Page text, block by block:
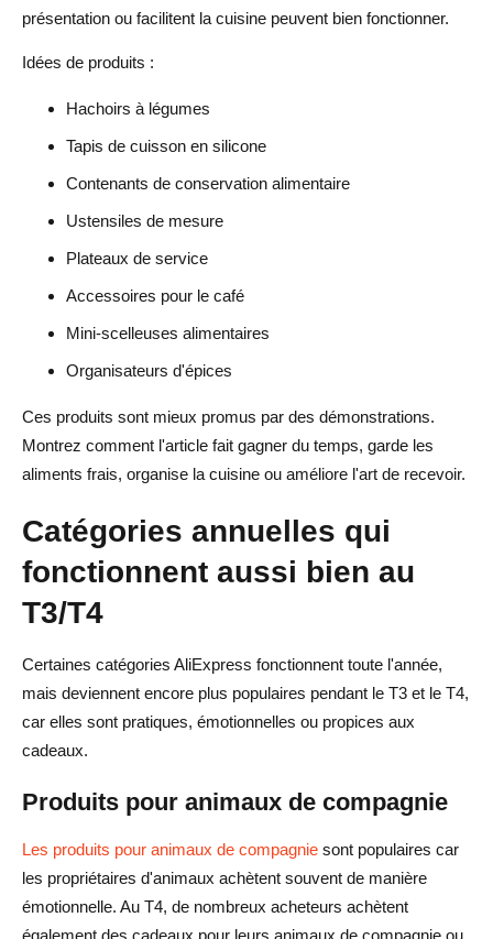
présentation ou facilitent la cuisine peuvent bien fonctionner.
Idées de produits :
Hachoirs à légumes
Tapis de cuisson en silicone
Contenants de conservation alimentaire
Ustensiles de mesure
Plateaux de service
Accessoires pour le café
Mini-scelleuses alimentaires
Organisateurs d'épices
Ces produits sont mieux promus par des démonstrations.
Montrez comment l'article fait gagner du temps, garde les
aliments frais, organise la cuisine ou améliore l'art de recevoir.
Catégories annuelles qui
fonctionnent aussi bien au
T3/T4
Certaines catégories AliExpress fonctionnent toute l'année,
mais deviennent encore plus populaires pendant le T3 et le T4,
car elles sont pratiques, émotionnelles ou propices aux
cadeaux.
Produits pour animaux de compagnie
Les produits pour animaux de compagnie sont populaires car
les propriétaires d'animaux achètent souvent de manière
émotionnelle. Au T4, de nombreux acheteurs achètent
également des cadeaux pour leurs animaux de compagnie ou